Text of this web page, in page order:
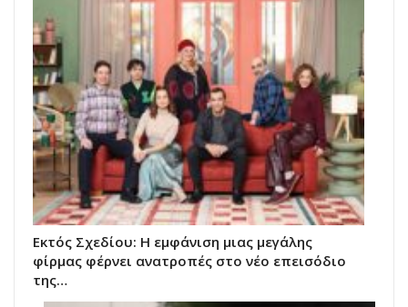
Εκτός Σχεδίου: Η εμφάνιση μιας μεγάλης
φίρμας φέρνει ανατροπές στο νέο επεισόδιο
της…